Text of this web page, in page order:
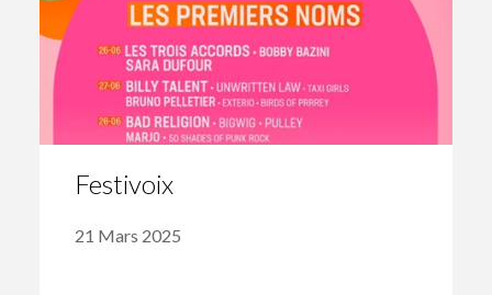
Festivoix
21 Mars 2025